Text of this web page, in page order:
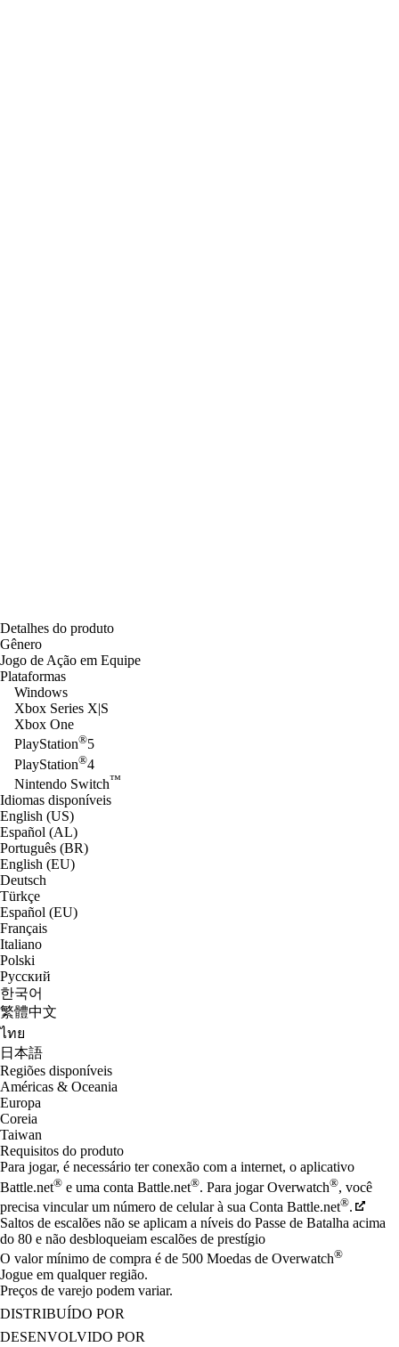
Detalhes do produto
Gênero
Jogo de Ação em Equipe
Plataformas
Windows
Xbox Series X|S
Xbox One
PlayStation®5
PlayStation®4
Nintendo Switch™
Idiomas disponíveis
English (US)
Español (AL)
Português (BR)
English (EU)
Deutsch
Türkçe
Español (EU)
Français
Italiano
Polski
Русский
한국어
繁體中文
ไทย
日本語
Regiões disponíveis
Américas & Oceania
Europa
Coreia
Taiwan
Requisitos do produto
Para jogar, é necessário ter conexão com a internet, o aplicativo
Battle.net® e uma conta Battle.net®. Para jogar Overwatch®, você
precisa vincular um número de celular à sua Conta Battle.net®.
Saltos de escalões não se aplicam a níveis do Passe de Batalha acima
do 80 e não desbloqueiam escalões de prestígio
O valor mínimo de compra é de 500 Moedas de Overwatch®
Jogue em qualquer região.
Preços de varejo podem variar.
DISTRIBUÍDO POR
DESENVOLVIDO POR